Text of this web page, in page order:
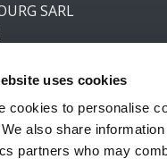
uses cookies
cookies to personalise
also share
partners who may
SARL
Mentions